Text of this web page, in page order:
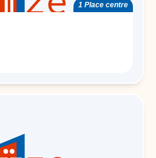
1 Place centre